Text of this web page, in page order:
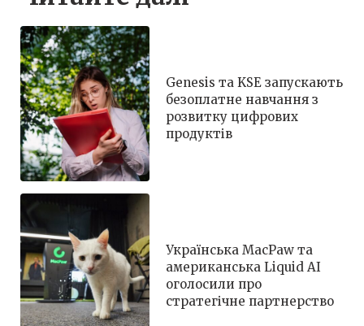
Genesis та KSE запускають
безоплатне навчання з
розвитку цифрових
продуктів
Українська MacPaw та
американська Liquid AI
оголосили про
стратегічне партнерство